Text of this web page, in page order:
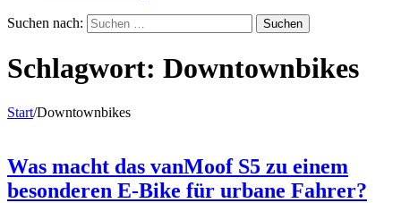
Suchen nach:
Schlagwort: Downtownbikes
Start/Downtownbikes
Was macht das vanMoof S5 zu einem
besonderen E-Bike für urbane Fahrer?